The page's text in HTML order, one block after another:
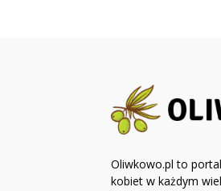
Oliwkowo.pl to
kobiet w każdym